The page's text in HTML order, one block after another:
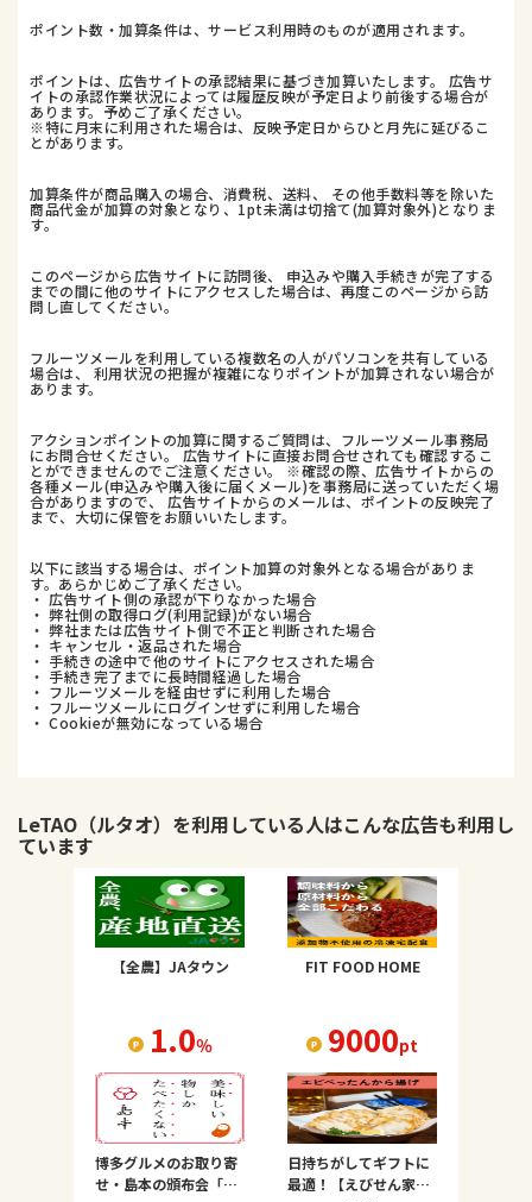
ポイント数・加算条件は、サービス利用時のものが適用されます。
ポイントは、広告サイトの承認結果に基づき加算いたします。 広告サ
イトの承認作業状況によっては履歴反映が予定日より前後する場合が
あります。予めご了承ください。
※特に月末に利用された場合は、反映予定日からひと月先に延びるこ
とがあります。
加算条件が商品購入の場合、消費税、送料、 その他手数料等を除いた
商品代金が加算の対象となり、1pt未満は切捨て(加算対象外)となりま
す。
このページから広告サイトに訪問後、 申込みや購入手続きが完了する
までの間に他のサイトにアクセスした場合は、再度このページから訪
問し直してください。
フルーツメールを利用している複数名の人がパソコンを共有している
場合は、 利用状況の把握が複雑になりポイントが加算されない場合が
あります。
アクションポイントの加算に関するご質問は、フルーツメール事務局
にお問合せください。 広告サイトに直接お問合せされても確認するこ
とができませんのでご注意ください。 ※確認の際、広告サイトからの
各種メール(申込みや購入後に届くメール)を事務局に送っていただく場
合がありますので、 広告サイトからのメールは、ポイントの反映完了
まで、大切に保管をお願いいたします。
以下に該当する場合は、ポイント加算の対象外となる場合がありま
す。あらかじめご了承ください。
・ 広告サイト側の承認が下りなかった場合
・ 弊社側の取得ログ(利用記録)がない場合
・ 弊社または広告サイト側で不正と判断された場合
・ キャンセル・返品された場合
・ 手続きの途中で他のサイトにアクセスされた場合
・ 手続き完了までに長時間経過した場合
・ フルーツメールを経由せずに利用した場合
・ フルーツメールにログインせずに利用した場合
・ Cookieが無効になっている場合
LeTAO（ルタオ） を利用している人はこんな広告も利用し
ています
【全農】JAタウン
1.0％
FIT FOOD HOME
9000pt
博多グルメのお取り寄
せ・島本の頒布会「花
日持ちがしてギフトに
最適！【えびせん家